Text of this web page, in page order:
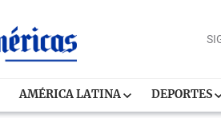
AMÉRICA LATINA DEPORTES